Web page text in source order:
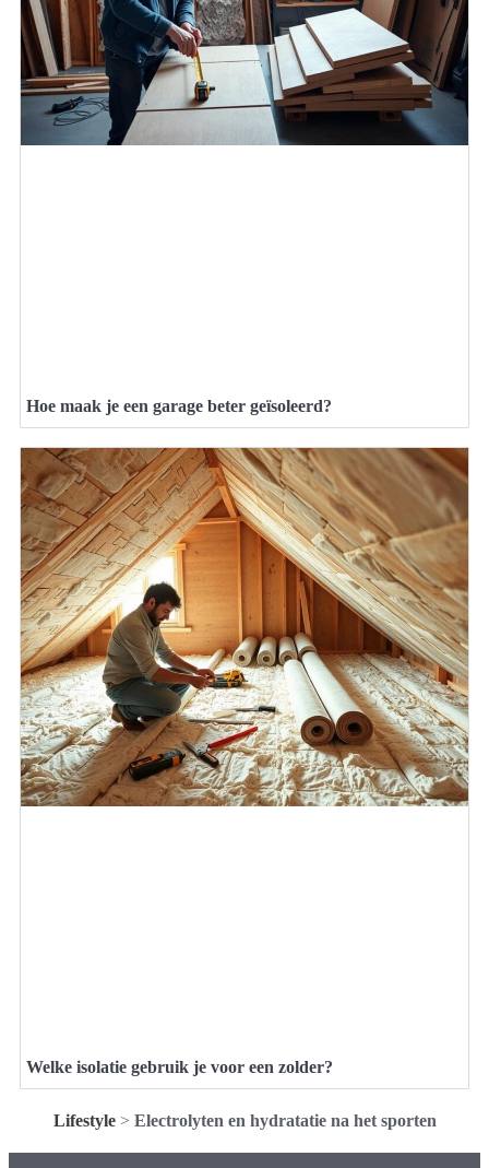
Hoe maak je een garage beter geïsoleerd?
Welke isolatie gebruik je voor een zolder?
Lifestyle> Electrolyten en hydratatie na het sporten